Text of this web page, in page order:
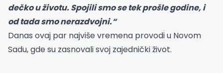
dečko u životu. Spojili smo se tek prošle godine, i
od tada smo nerazdvojni.“
Danas ovaj par najviše vremena provodi u Novom
Sadu, gde su zasnovali svoj zajednički život.